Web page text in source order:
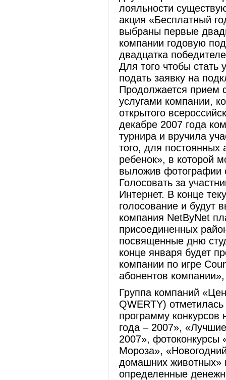
лояльности
акция «Бесплатный
выбраны первые
компании годовую
двадцатка
Для того чтобы стать
подать заявку на
Продолжается прием
услугами компании,
открытого
декабре 2007 года
турнира и вручила
того, для
ребенок», в которой
выложив фотографии
Голосовать за
Интернет. В конце
голосование и будут
компания NetByNet
присоединенных
посвященные дню
конце января будет
компании по игре
абонентов
Группа компаний
QWERTY)
программу
года – 2007»,
2007»,
Мороза»,
домашних животных»
определенные